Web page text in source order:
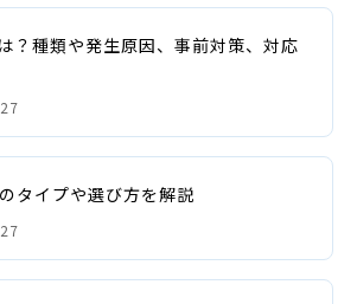
？種類や発生原因、事前対策、対応
タイプや選び方を解説